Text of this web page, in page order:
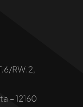
RW.2,
– 12160